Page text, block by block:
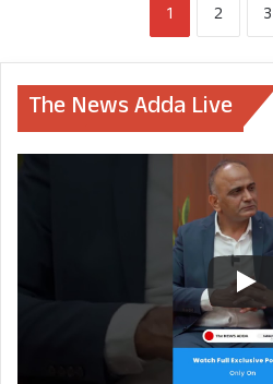
1 2 3
The News Adda Live